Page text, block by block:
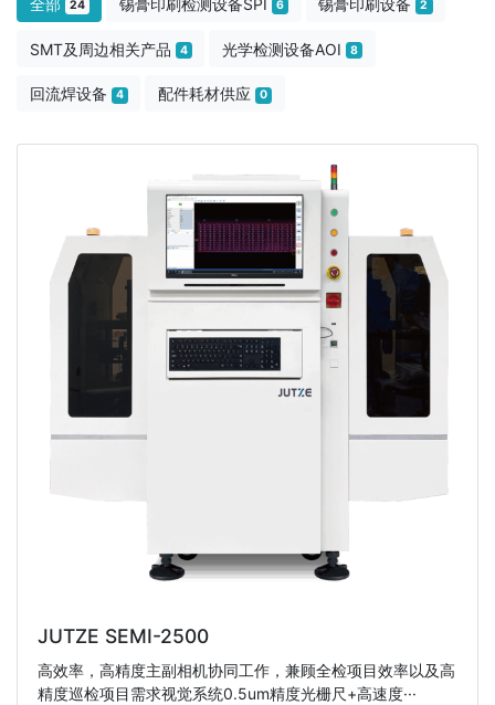
全部 24 锡膏印刷检测设备SPI 6 锡膏印刷设备 2
SMT及周边相关产品 4 光学检测设备AOI 8
回流焊设备 4 配件耗材供应 0
JUTZE SEMI-2500
高效率，高精度主副相机协同工作，兼顾全检项目效率以及高
精度巡检项目需求视觉系统0.5um精度光栅尺+高速度···